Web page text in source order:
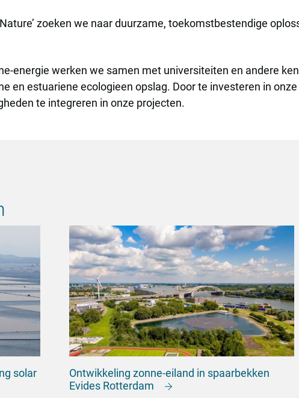
zoeken we naar duurzame, toekomstbestendige
energie werken we samen met universiteiten en andere
en estuariene ecologieen opslag. Door te investeren in
te integreren in onze projecten.
solar
Ontwikkeling zonne-eiland in spaarbekken
Evides Rotterdam